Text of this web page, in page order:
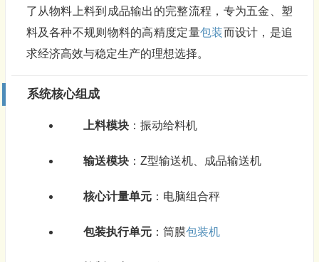
了从物料上料到成品输出的完整流程，专为五金、塑
料及各种不规则物料的高精度定量包装而设计，是追
求经济高效与稳定生产的理想选择。
系统核心组成
上料模块：振动给料机
输送模块：Z型输送机、成品输送机
核心计量单元：电脑组合秤
包装执行单元：筒膜包装机